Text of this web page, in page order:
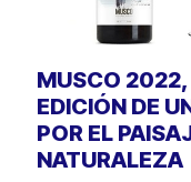
MUSCO 2022,
EDICIÓN DE
POR EL
NATURALEZA